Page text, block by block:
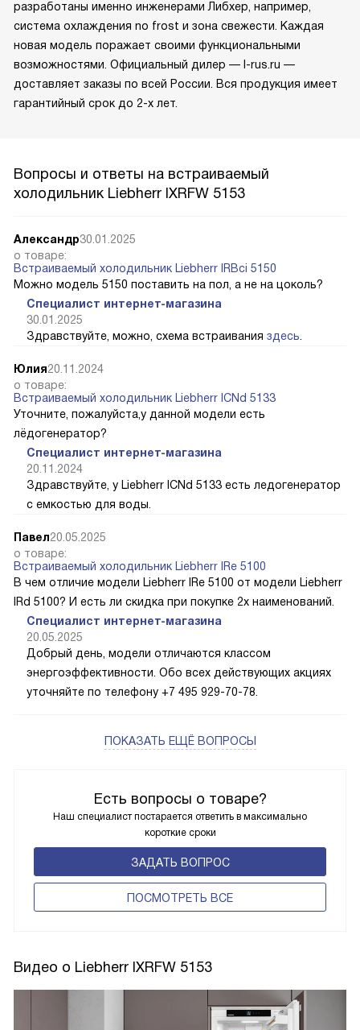
разработаны именно инженерами Либхер, например,
система охлаждения no frost и зона свежести. Каждая
новая модель поражает своими функциональными
возможностями. Официальный дилер — l-rus.ru —
доставляет заказы по всей России. Вся продукция имеет
гарантийный срок до 2-х лет.
Вопросы и ответы на встраиваемый
холодильник Liebherr IXRFW 5153
Есть вопросы о товаре?
Наш специалист постарается ответить в максимально
короткие сроки
ЗАДАТЬ ВОПРОС
ПОCМОТРЕТЬ ВСЕ
Александр30.01.2025
о товаре:
Встраиваемый холодильник Liebherr IRBci 5150
Можно модель 5150 поставить на пол, а не на цоколь?
Специалист интернет-магазина
30.01.2025
Здравствуйте, можно, схема встраивания здесь.
Юлия20.11.2024
о товаре:
Встраиваемый холодильник Liebherr ICNd 5133
Уточните, пожалуйста,у данной модели есть
лёдогенератор?
Специалист интернет-магазина
20.11.2024
Здравствуйте, у Liebherr ICNd 5133 есть ледогенератор
с емкостью для воды.
Павел20.05.2025
о товаре:
Встраиваемый холодильник Liebherr IRe 5100
В чем отличие модели Liebherr IRe 5100 от модели Liebherr
IRd 5100? И есть ли скидка при покупке 2х наименований.
Специалист интернет-магазина
20.05.2025
Добрый день, модели отличаются классом
энергоэффективности. Обо всех действующих акциях
уточняйте по телефону +7 495 929-70-78.
ПОКАЗАТЬ ЕЩЁ ВОПРОСЫ
Видео о Liebherr IXRFW 5153